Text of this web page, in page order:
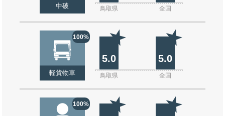
中破 鳥取県 全国
100%
軽貨物車
5.0 5.0
鳥取県 全国
100%